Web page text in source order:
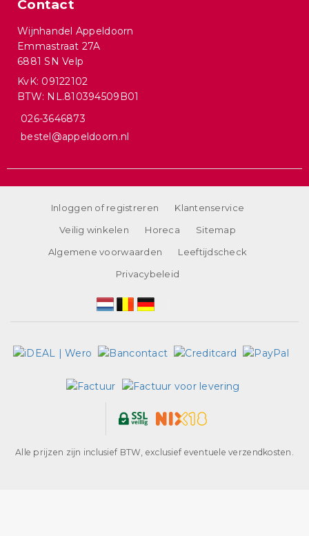
Contact
Wijnhandel Appeldoorn
Emmastraat 27A
6881 SN Velp
KvK: 09122102
BTW: NL.810394509B01
026-3646873
bestel@appeldoorn.nl
Inloggen of registreren
Klantenservice
Veilig winkelen
Horeca
Sitemap
Algemene voorwaarden
Leeftijdscheck
Privacybeleid
Alle prijzen zijn inclusief BTW, exclusief eventuele verzendkosten.